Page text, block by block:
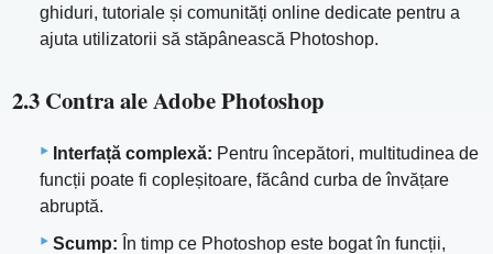
ghiduri, tutoriale și comunități online dedicate pentru a
ajuta utilizatorii să stăpânească Photoshop.
2.3 Contra ale Adobe Photoshop
Interfață complexă: Pentru începători, multitudinea de
funcții poate fi copleșitoare, făcând curba de învățare
abruptă.
Scump: În timp ce Photoshop este bogat în funcții,